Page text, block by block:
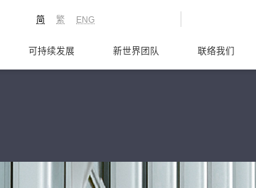
ENG
繁
简
可持续发展 新世界团队 联络我们